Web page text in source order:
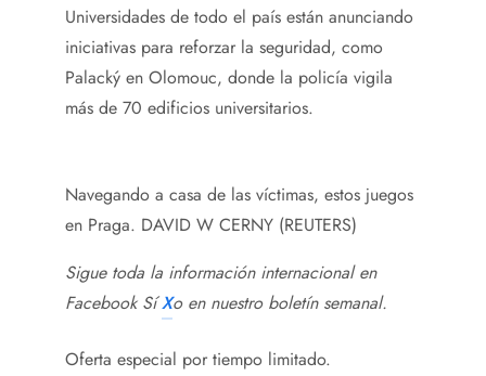
Universidades de todo el país están anunciando
iniciativas para reforzar la seguridad, como
Palacký en Olomouc, donde la policía vigila
más de 70 edificios universitarios.
Navegando a casa de las víctimas, estos juegos
en Praga. DAVID W CERNY (REUTERS)
Sigue toda la información internacional en
FacebookSíXo en nuestro boletín semanal.
Oferta especial por tiempo limitado.